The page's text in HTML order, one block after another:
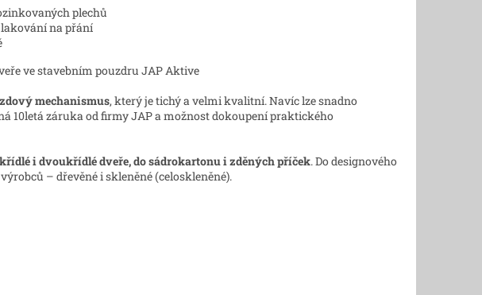
í
p
k
v
ý
s
u
plechů
na přání
mechanismus, který je tichý a velmi kvalitní. Navíc lze snadno
10letá záruka od firmy JAP a možnost dokoupení praktického
i dvoukřídlé dveře, do sádrokartonu i zděných příček. Do designového
– dřevěné i skleněné (celoskleněné).